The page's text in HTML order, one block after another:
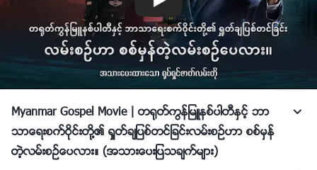
Myanmar Gospel Movie | တ႐ုတ္ကြန္ျမဴနစ္ပါတီႏွင့္ ဘာ
သာေရးစက္ဝိုင္းတို႔၏ ရႈတ္ခ်ျပစ္တင္ျခင္းလမ္းစဥ္ဟာ စစ္မွန္
တဲ့လမ္းစဥ္ေပလား။ (အသားေပးျပသခ်က္မ်ား)